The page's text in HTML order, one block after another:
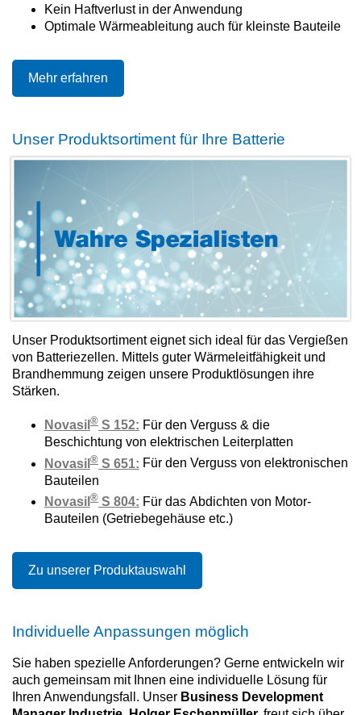
Kein Haftverlust in der Anwendung
Optimale Wärmeableitung auch für kleinste Bauteile
Mehr erfahren
Unser Produktsortiment für Ihre Batterie
Unser Produktsortiment eignet sich ideal für das Vergießen
von Batteriezellen. Mittels guter Wärmeleitfähigkeit und
Brandhemmung zeigen unsere Produktlösungen ihre
Stärken.
Novasil ® S 152: Für den Verguss & die
Beschichtung von elektrischen Leiterplatten
Novasil ® S 651: Für den Verguss von elektronischen
Bauteilen
Novasil ® S 804: Für das Abdichten von Motor-
Bauteilen (Getriebegehäuse etc.)
Zu unserer Produktauswahl
Individuelle Anpassungen möglich
Sie haben spezielle Anforderungen? Gerne entwickeln wir
auch gemeinsam mit Ihnen eine individuelle Lösung für
Ihren Anwendungsfall. Unser Business Development